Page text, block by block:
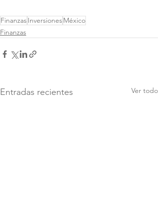
FinanzasInversionesMéxico
Finanzas
Entradas recientes Ver todo